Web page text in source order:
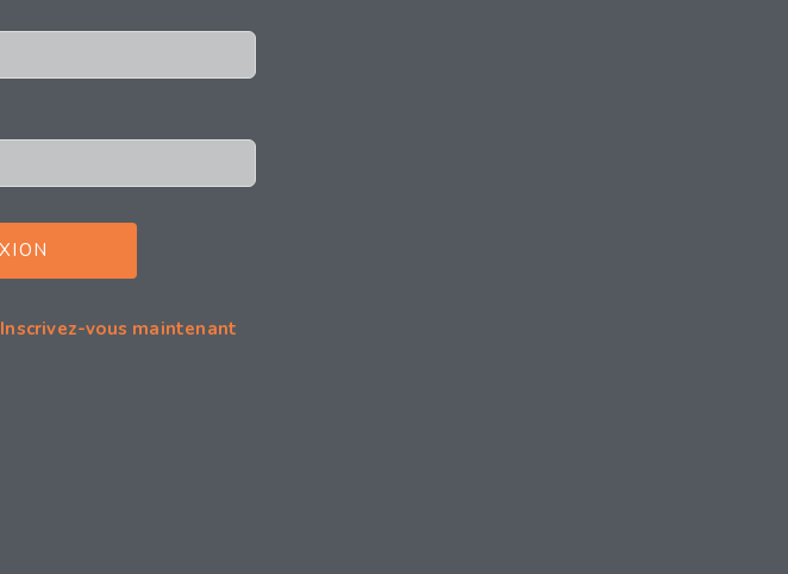
Inscrivez-vous maintenant